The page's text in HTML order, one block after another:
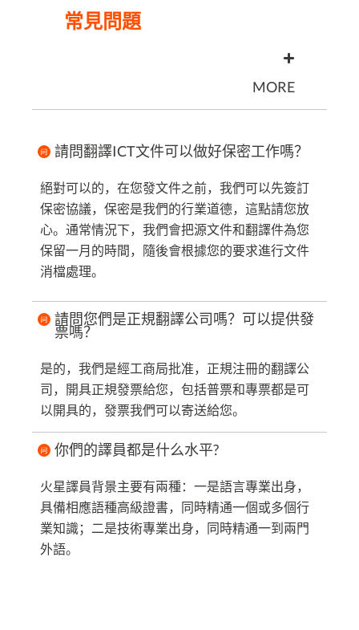
常見問題
MORE
請問翻譯ICT文件可以做好保密工作嗎？
絕對可以的，在您發文件之前，我們可以先簽訂
保密協議，保密是我們的行業道德，這點請您放
心。通常情況下，我們會把源文件和翻譯件為您
保留一月的時間，隨後會根據您的要求進行文件
消檔處理。
請問您們是正規翻譯公司嗎？可以提供發
票嗎？
是的，我們是經工商局批准，正規注冊的翻譯公
司，開具正規發票給您，包括普票和專票都是可
以開具的，發票我們可以寄送給您。
你們的譯員都是什么水平?
火星譯員背景主要有兩種：一是語言專業出身，
具備相應語種高級證書，同時精通一個或多個行
業知識；二是技術專業出身，同時精通一到兩門
外語。